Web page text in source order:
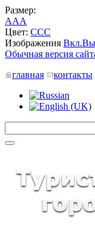
Размер:
AAA
Цвет: CCC
Изображения Вкл.
Обычная версия
главная
контакты